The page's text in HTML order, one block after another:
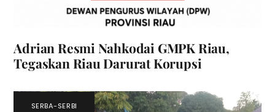
Adrian Resmi Nahkodai GMPK Riau,
Tegaskan Riau Darurat Korupsi
SERBA-SERBI